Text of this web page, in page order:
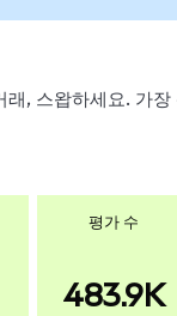
, 스왑하세요. 가장
평가 수
483.9K